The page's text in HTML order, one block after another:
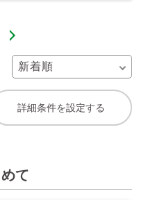
詳細条件を設定する
て